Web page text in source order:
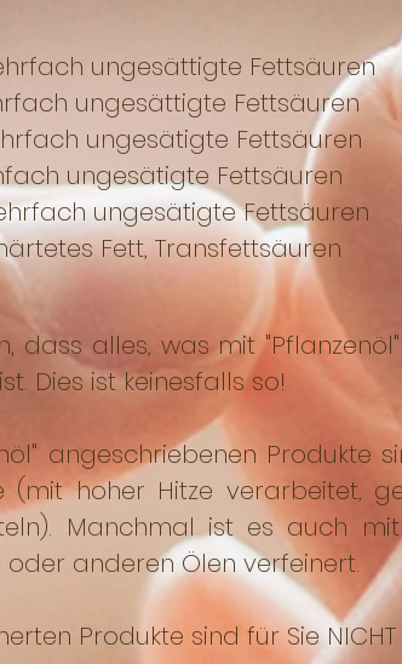
Fettsäuren
ungesättigte Fettsäuren
ungesätigte Fettsäuren
Fettsäuren
Fettsäuren
Fett, Transfettsäuren
dass alles, was mit
Dies ist keinesfalls so!
angeschriebenen Produkte
(mit hoher Hitze verarbeitet,
Manchmal ist es auch
oder anderen Ölen verfeinert.
Produkte sind für Sie NICHT